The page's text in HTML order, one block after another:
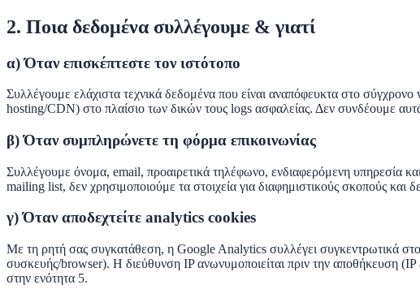
2. Ποια δεδομένα συλλέγουμε & γιατί
α) Όταν επισκέπτεστε τον ιστότοπο
Συλλέγουμε ελάχιστα τεχνικά δεδομένα που είναι αναπόφευκτα στο
hosting/CDN) στο πλαίσιο των δικών τους logs ασφαλείας. Δεν συνδέουμε
β) Όταν συμπληρώνετε τη φόρμα επικοινωνίας
Συλλέγουμε όνομα, email, προαιρετικά τηλέφωνο, ενδιαφερόμενη υπηρεσία
mailing list, δεν χρησιμοποιούμε τα στοιχεία για διαφημιστικούς σκοπούς
γ) Όταν αποδεχτείτε analytics cookies
Με τη ρητή σας συγκατάθεση, η Google Analytics συλλέγει συγκεντρωτικά
συσκευής/browser). Η διεύθυνση IP ανωνυμοποιείται πριν την αποθήκευση
στην ενότητα 5.